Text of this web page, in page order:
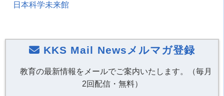
日本科学未来館
KKS Mail Newsメルマガ登録
教育の最新情報をメールでご案内いたします。（毎月
2回配信・無料）